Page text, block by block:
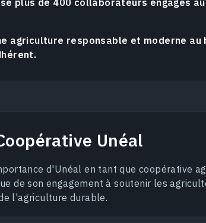
agriculture responsable et moderne au
Unéal
d'Unéal en tant que coopérative
de son engagement à soutenir les
l'agriculture durable.